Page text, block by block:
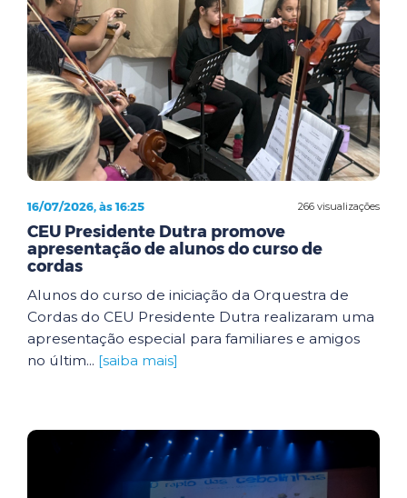
266 visualizações
16/07/2026, às 16:25
CEU Presidente Dutra promove
apresentação de alunos do curso de
cordas
Alunos do curso de iniciação da Orquestra de
Cordas do CEU Presidente Dutra realizaram uma
apresentação especial para familiares e amigos
no últim... [saiba mais]